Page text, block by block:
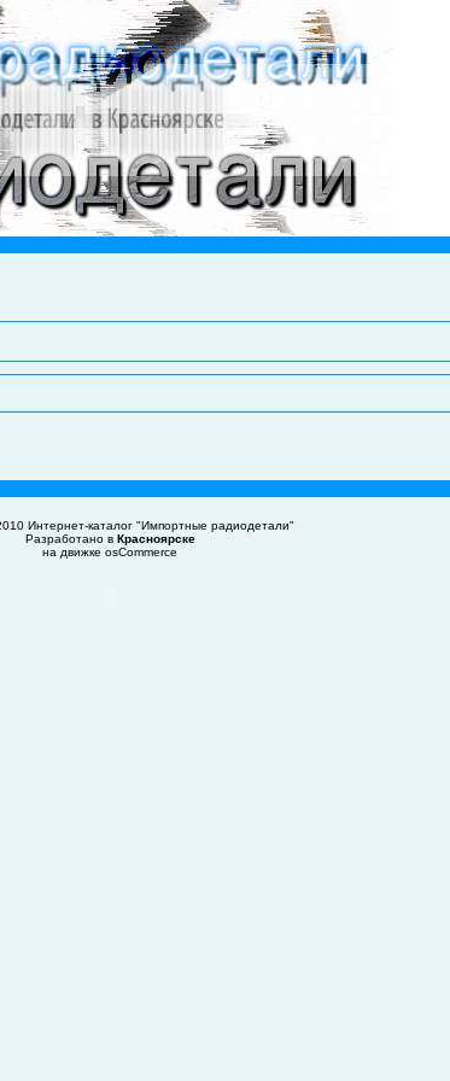
Интернет-каталог "Импортные радиодетали"
Разработано в Красноярске
на движке osCommerce